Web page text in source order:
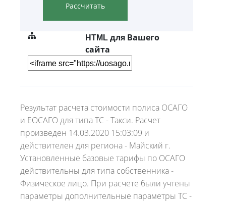
Рассчитать
HTML для Вашего
сайта
Результат расчета стоимости полиса ОСАГО
и ЕОСАГО для типа ТС - Такси. Расчет
произведен 14.03.2020 15:03:09 и
действителен для региона - Майский г.
Установленные базовые тарифы по ОСАГО
действительны для типа собственника -
Физическое лицо. При расчете были учтены
параметры дополнительные параметры ТС -